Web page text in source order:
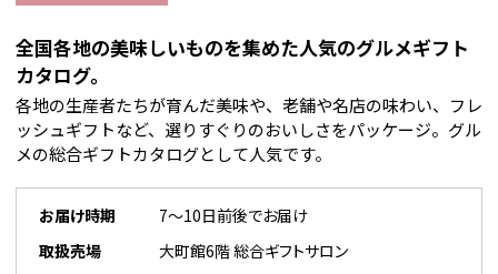
全国各地の美味しいものを集めた人気のグルメギフト
カタログ。
各地の生産者たちが育んだ美味や、老舗や名店の味わい、フレ
ッシュギフトなど、選りすぐりのおいしさをパッケージ。グル
メの総合ギフトカタログとして人気です。
お届け時期
7～10日前後でお届け
取扱売場
大町館6階 総合ギフトサロン